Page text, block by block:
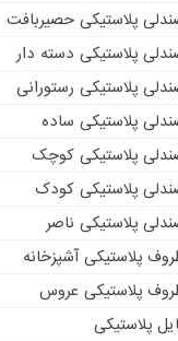
پلاستیکی حصیربافت
پلاستیکی دسته دار
پلاستیکی رستورانی
پلاستیکی ساده
پلاستیکی کوچک
پلاستیکی کودک
پلاستیکی ناصر
پلاستیکی آشپزخانه
پلاستیکی عروس
پلاستیکی